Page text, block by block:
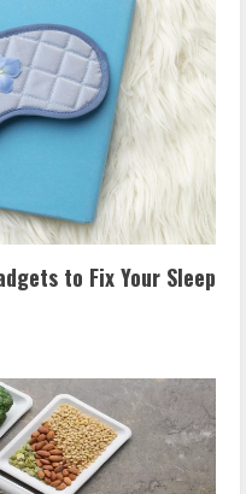
to Fix Your Sleep